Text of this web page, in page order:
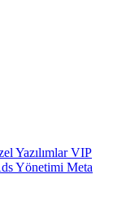
YazılımlarVIP
Yönetimi Meta